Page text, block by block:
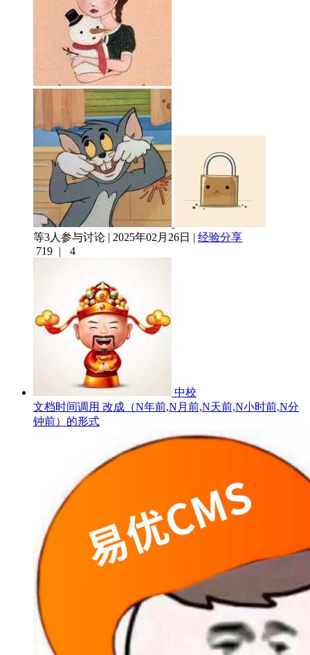
等3人参与讨论 | 2025年02月26日 | 经验分享
719 | 4
中校
文档时间调用 改成（N年前,N月前,N天前,N小时前,N分
钟前）的形式